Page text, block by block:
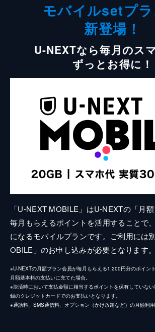
モバイルsetプ
新登場！
U-NEXTなら毎月のス
ずっとお得に！
「U-NEXT MOBILE」はU-NEXTの「月
毎月もらえるポイントを活用することで
になるモバイルプランです。ご利用には
OBILE」のお申し込みが必要となります。
※U-NEXTの月額プラン会員が毎月もらえる1,200円分のポイン
月額基本料の支払いに充てた場合。
※決済時において支払金額に相当するポイントを保有していな
録のクレジットカードでのお支払いとなります。
※通話料、SMS通信料、オプション（かけ放題など）の月額利用